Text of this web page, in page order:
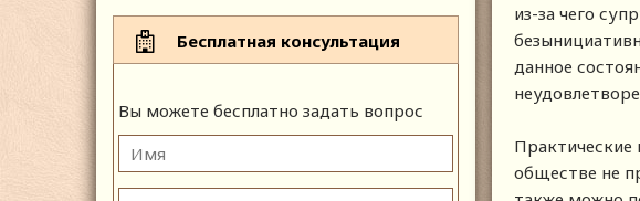
Бесплатная консультация
Вы можете бесплатно задать вопрос
из-за чего
данное
обществе не